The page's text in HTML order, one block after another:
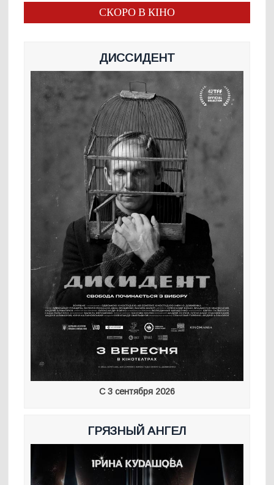
СКОРО В КІНО
ДИССИДЕНТ
С 3 сентября 2026
ГРЯЗНЫЙ АНГЕЛ